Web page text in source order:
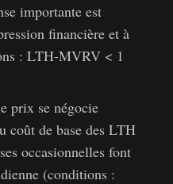
importante est
financière et à
: LTH-MVRV < 1
prix se négocie
coût de base des LTH
occasionnelles font
(conditions :